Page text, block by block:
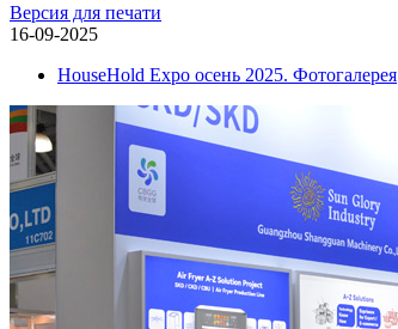
Версия для печати
16-09-2025
HouseHold Expo осень 2025. Фотогалерея